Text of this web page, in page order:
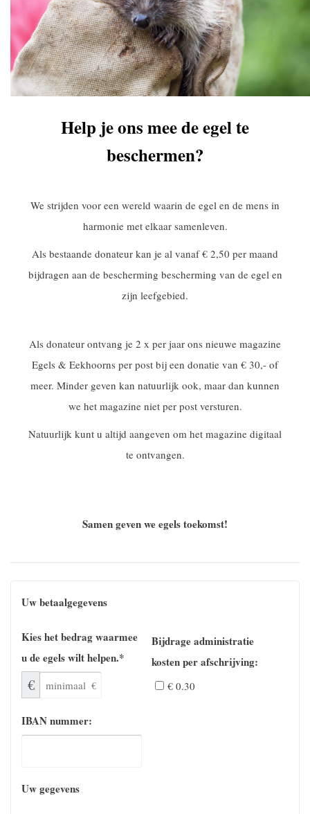
Help je ons mee de egel te
beschermen?
We strijden voor een wereld waarin de egel en de mens in
harmonie met elkaar samenleven.
Als bestaande donateur kan je al vanaf € 2,50 per maand
bijdragen aan de bescherming bescherming van de egel en
zijn leefgebied.
Als donateur ontvang je 2 x per jaar ons nieuwe magazine
Egels & Eekhoorns per post bij een donatie van € 30,- of
meer. Minder geven kan natuurlijk ook, maar dan kunnen
we het magazine niet per post versturen.
Natuurlijk kunt u altijd aangeven om het magazine digitaal
te ontvangen.
Samen geven we egels toekomst!
Uw betaalgegevens
Kies het bedrag waarmee
u de egels wilt helpen.*
€
Bijdrage administratie
kosten per afschrijving:
€ 0.30
IBAN nummer:
Uw gegevens